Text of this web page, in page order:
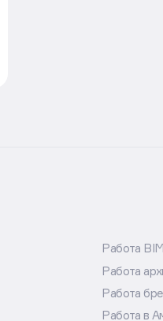
Работа
Работа
Работа
Работа в